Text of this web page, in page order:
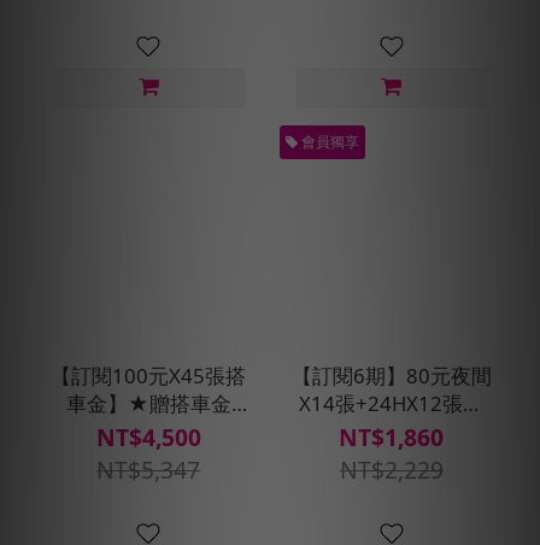
【訂閱100元X45張搭
車金】★贈搭車金
400元(每30天自動扣
款)
NT$4,500
NT$5,347
會員獨享
【訂閱6期】80元夜間
X14張+24HX12張優
惠搭車金★贈預約派
車1次
NT$1,860
NT$2,229